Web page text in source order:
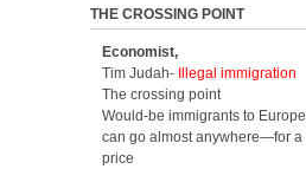
THE CROSSING POINT
Economist,
Tim Judah-
Illegal immigration
The crossing point
Would-be immigrants to Europe
can go almost anywhere—for a
price